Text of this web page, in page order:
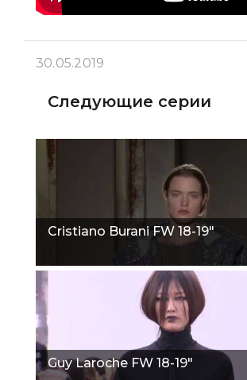
30.05.2019
Следующие серии
Cristiano Burani FW 18-19"
Guy Laroche FW 18-19"